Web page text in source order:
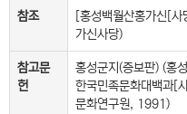
참조
[홍성백월산홍가신[
가신사당)
참고문
헌
홍성군지(증보판) (홍
한국민족문화대백과
문화연구원, 1991)